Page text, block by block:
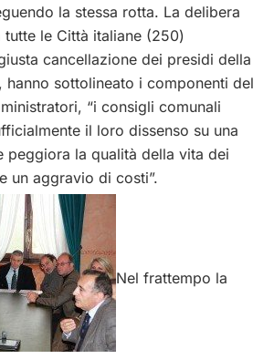
la stessa rotta. La delibera
le Città italiane (250)
cancellazione dei presidi della
hanno sottolineato i componenti del
“i consigli comunali
il loro dissenso su una
peggiora la qualità della vita dei
un aggravio di costi”.
Nel frattempo la